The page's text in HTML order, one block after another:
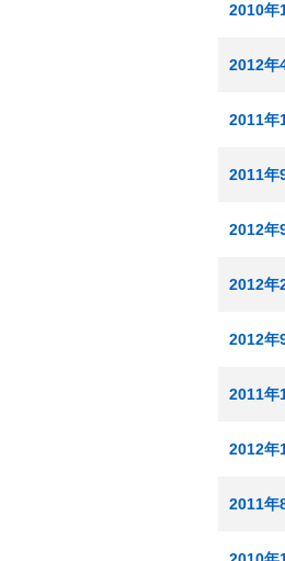
2010年
2012年
2011年
2011年
2012年
2012年
2012年
2011年
2012年
2011年